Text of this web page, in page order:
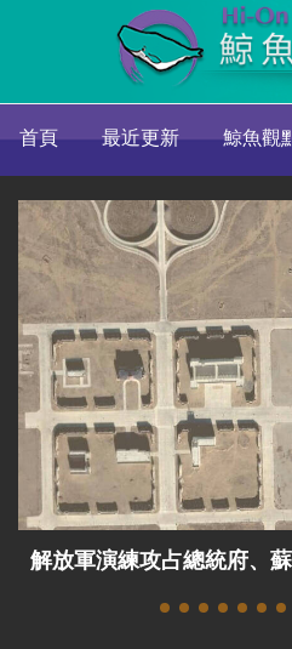
首頁 最近更新 鯨魚觀
解放軍演練攻占總統府、